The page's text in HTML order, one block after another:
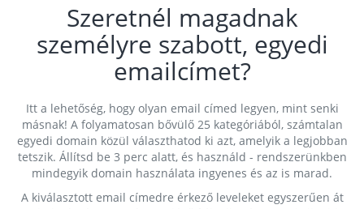
Szeretnél magadnak
személyre szabott, egyedi
emailcímet?
Itt a lehetőség, hogy olyan email címed legyen, mint senki
másnak! A folyamatosan bővülő 25 kategóriából, számtalan
egyedi domain közül választhatod ki azt, amelyik a legjobban
tetszik. Állítsd be 3 perc alatt, és használd - rendszerünkben
mindegyik domain használata ingyenes és az is marad.
A kiválasztott email címedre érkező leveleket egyszerűen át